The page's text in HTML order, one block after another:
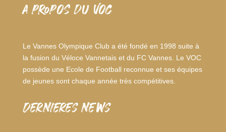
A PROPOS DU VOC
Le Vannes Olympique Club a été fondé en 1998 suite à
la fusion du Véloce Vannetais et du FC Vannes. Le VOC
possède une Ecole de Football reconnue et ses équipes
de jeunes sont chaque année très compétitives.
dernieres news